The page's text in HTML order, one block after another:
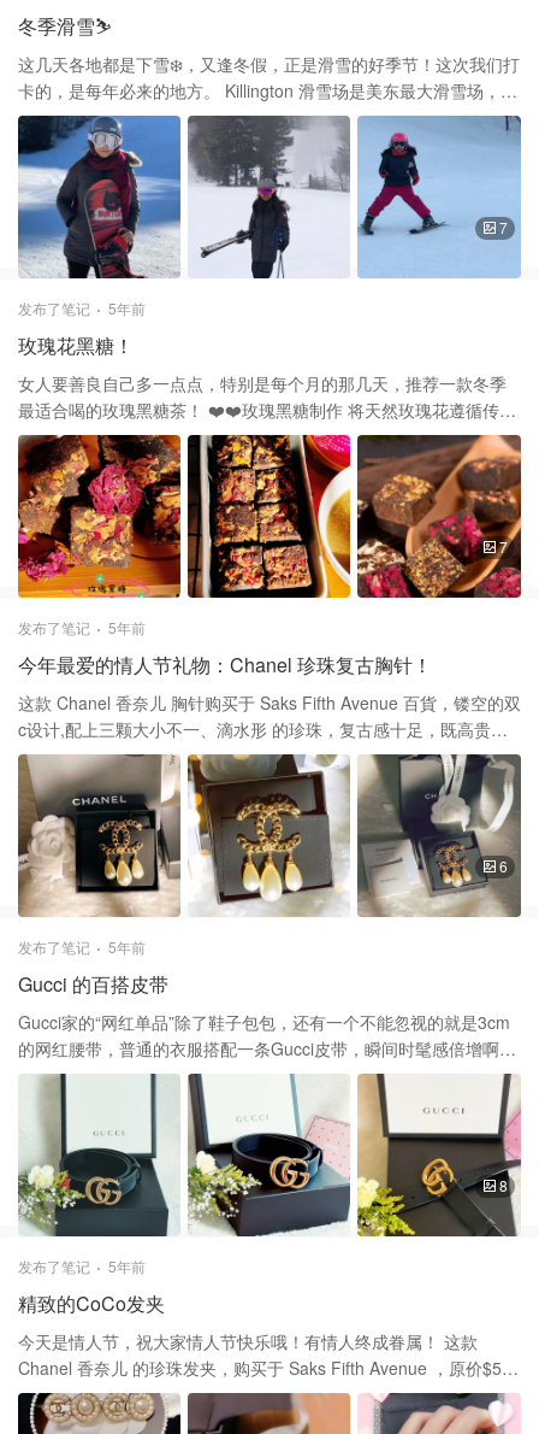
谢君君的pick 啦！
冬季滑雪⛷️
这几天各地都是下雪❄️，又逢冬假，正是滑雪的好季节！这次我们打
卡的，是每年必来的地方。 Killington 滑雪场是美东最大滑雪场，滑
雪爱好者一定不能错过！ Killington拥有佛蒙特州最滑雪的地形和新
英格兰最大的滑雪场景之一，吸引着大批的滑雪者。其155条小径包
括 比任何其他山更专业的地形有60条小径和16条空地，但中级和初
级滑雪者有很多可供选择，分别有53和43条小径。它的大小允许
Killington提供各种各样的滑雪风格，以及穿过树林的老式狭窄小
径，宽阔的巡航小径，滑雪板和自由滑雪者的选择也各不相同，有
六个地形公园，包括The Stash，这是一个拥有50多个特色的全天然
公园。 滑雪真的要注意安全，头盔、眼镜不能少。 谢谢大家的喜欢
7
发布了笔记 5年前
玫瑰花黑糖！
女人要善良自己多一点点，特别是每个月的那几天，推荐一款冬季
最适合喝的玫瑰黑糖茶！ ❤️❤️玫瑰黑糖制作 将天然玫瑰花遵循传统
工艺精炼后溶入黑糖中，浓缩成大块的糖砖，然后以手工切成小
块，黑糖的加入同时让酸苦的四物变得味道更顺口，同时散发出玫
瑰的清香和中药的微微甘甜…就变成可口无比的玫瑰黑糖。 ❤️❤️食
用方法 可冲泡、可直接取食。取1块放置杯中加入100cc左右开水冲
泡溶解即可。浓度及甜度随个人喜好自行调整。 ❤️❤️功效 滋阴补
血、清血、消脂、清肠、调理女性经络。 这款亚米网有卖呢！谢谢
大家的支持和喜欢❤️🧧
7
发布了笔记 5年前
今年最爱的情人节礼物：Chanel 珍珠复古胸针！
这款 Chanel 香奈儿 胸针购买于 Saks Fifth Avenue 百貨，镂空的双
c设计,配上三颗大小不一、滴水形 的珍珠，复古感十足，既高贵又
复古，无论是搭配大 衣、西装都气质满满的。原价$650，用了$100
礼 卡，到手$607。价格还是相当不错的，现在连二手 的配饰也差不
多这样的价钱了。 一枚精致的胸针，让衣橱里的每件旧衣服都换新
颜 从那一刻起，我的风格由我做主，一个小小的配件， 能够为整个
的装扮的增添不少色彩。 谢谢大家的喜欢和支持，这几天刷屏了！
❤️❤️祝福大家情人节快乐！🌹
6
发布了笔记 5年前
Gucci 的百搭皮带
Gucci家的“网红单品”除了鞋子包包，还有一个不能忽视的就是3cm
的网红腰带，普通的衣服搭配一条Gucci皮带，瞬间时髦感倍增啊！
这条 Gucci 古驰 的皮帶购于 Saks Fifth Avenue 百货公司，当时用
了买护肤品送的礼卡换的，这款是3cm的，我觉得2厘米小巧的，只
能配裙子，而4厘米的双G扣太大啦。而这3厘米的尺寸刚刚好，无
论搭配裙子、褲子和西装大衣都好看极啦！ 謝謝大家的支持和喜歡
❤️❤️这几天刷屏啦！感谢你们的点赞哦！
8
发布了笔记 5年前
精致的CoCo发夹
今天是情人节，祝大家情人节快乐哦！有情人终成眷属！ 这款
Chanel 香奈儿 的珍珠发夹，购买于 Saks Fifth Avenue ，原价$500
加税，没有折扣哦。最近出了不少好看的款式，Saler发了几款给
我，家属让我选些作为今年情人节礼物，我相中了珍珠系列的，订